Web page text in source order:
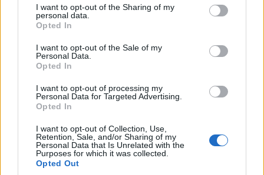
I want to opt-out of the Sharing of my
personal data.
Opted In
I want to opt-out of the Sale of my
Personal Data.
Opted In
I want to opt-out of processing my
Personal Data for Targeted Advertising.
Opted In
I want to opt-out of Collection, Use,
Retention, Sale, and/or Sharing of my
Personal Data that Is Unrelated with the
Purposes for which it was collected.
Opted Out
inquietante e un bidet filosofico. La tesi di fondo è
semplice e liberatoria: smettila di aggiustarti, non
sei un elettrodomestico, non devi migliorare
(dientare come un’altra persona) devi raggiungere
il tuo nucleo, quello che sei davvero: e basta.
stando seduti.È il libro perfetto per l’estate
perché non vi chiederà mai di “lavorare su voi
stessi”, anzi, vi solleverà dall’obbligo, il che,
statisticamente, è già un miglioramento notevole.